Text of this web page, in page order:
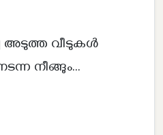
അടുത്ത വീടുകൾ
നീങ്ങും...